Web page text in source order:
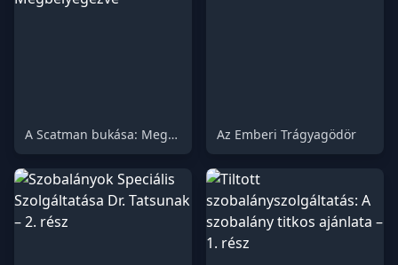
A Scatman bukása: Megtörve & Megbélyegezve Az Emberi Trágyagödör